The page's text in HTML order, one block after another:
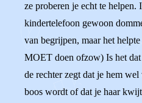
ze proberen je echt te
kindertelefoon gewoon
van begrijpen, maar het
MOET doen ofzow) Is het dat
de rechter zegt dat je hem
boos wordt of dat je haar